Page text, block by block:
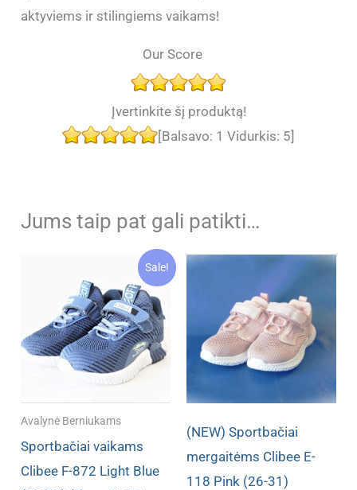
aktyviems ir stilingiems vaikams!
Our Score
Įvertinkite šį produktą!
[Balsavo: 1 Vidurkis: 5]
Jums taip pat gali patikti…
Sale!
Avalynė Berniukams
Sportbačiai vaikams
Clibee F-872 Light Blue
(NEW) Sportbačiai
mergaitėms Clibee E-
118 Pink (26-31)